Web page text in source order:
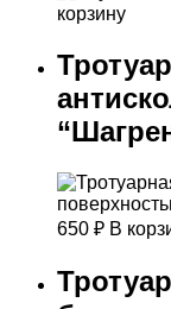
корзину
650 ₽ В